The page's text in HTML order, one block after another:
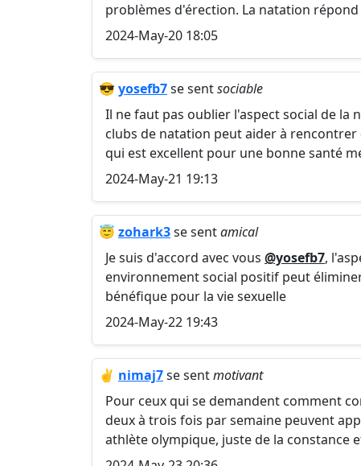
problèmes d'érection. La natation
2024-May-20 18:05
😎 yosefb7se sentsociable
Il ne faut pas oublier l'aspect social de la
clubs de natation peut aider à
qui est excellent pour une bonne santé
2024-May-21 19:13
😇 zohark3se sentamical
Je suis d'accord avec vous @yosefb7,
environnement social positif peut
bénéfique pour la vie sexuelle
2024-May-22 19:43
✌️ nimaj7se sentmotivant
Pour ceux qui se demandent comment
deux à trois fois par semaine peuvent
athlète olympique, juste de la constance